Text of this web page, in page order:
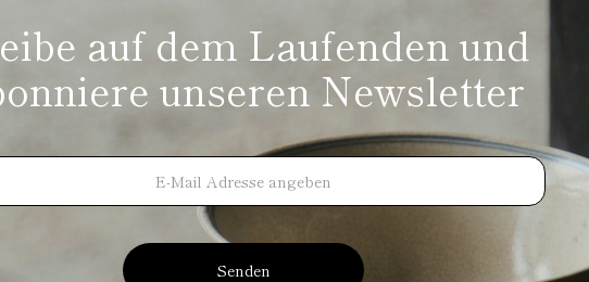
auf dem Laufenden und
unseren Newsletter
Senden